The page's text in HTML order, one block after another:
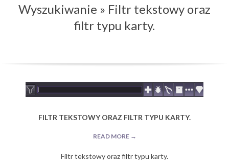
MenuWyszukiwanie » Filtr tekstowy oraz
filtr typu karty.
FILTR TEKSTOWY ORAZ FILTR TYPU KARTY.
READ MORE →
Filtr tekstowy oraz filtr typu karty.